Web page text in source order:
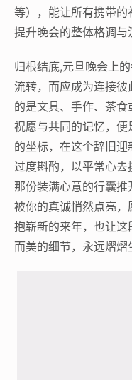
等），能让所有携带
提升晚会的整体格调与
归根结底,元旦晚会上
流转，而应成为连接
的是文具、手作、茶
祝愿与共同的记忆，
的坐标，在这个辞旧
过度斟酌，以平常心
那份装满心意的行囊
被你的真诚悄然点亮
抱崭新的来年，也让
而美的细节，永远熠熠